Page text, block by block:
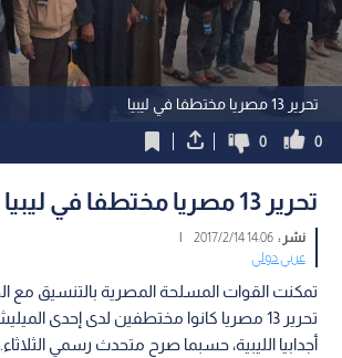
تحرير 13 مصريا مختطفا في ليبيا
0
0
تحرير 13 مصريا مختطفا في ليبيا
نشر :14:06 2017/2/14
|
عربي دولي
تمكنت القوات المسلحة المصرية بالتنسيق مع
تحرير 13 مصريا كانوا مختطفين لدى إحدى
أجدابيا الليبية، حسبما صرح متحدث رسمي الثلاثاء.